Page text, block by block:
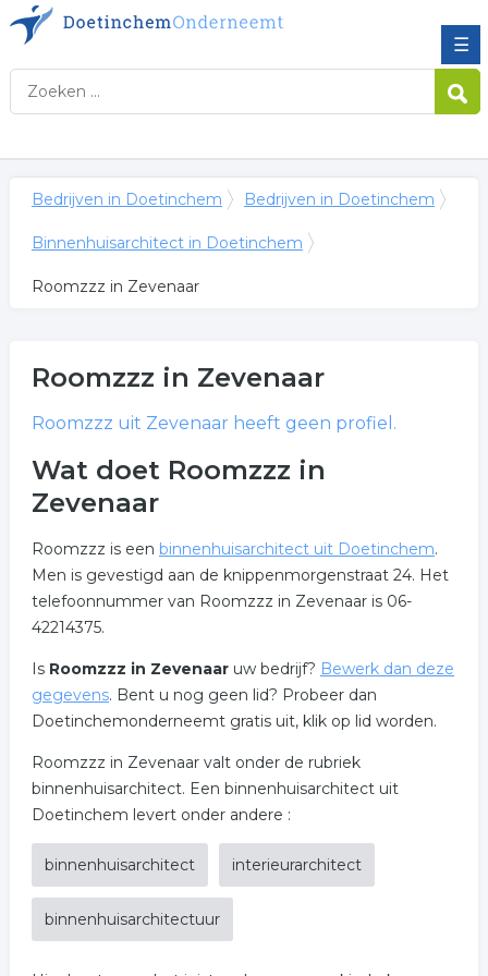
☰
Bedrijven in Doetinchem Bedrijven in Doetinchem
Binnenhuisarchitect in Doetinchem
Roomzzz in Zevenaar
Roomzzz in Zevenaar
Roomzzz uit Zevenaar heeft geen profiel.
Wat doet Roomzzz in
Zevenaar
Roomzzz is een binnenhuisarchitect uit Doetinchem.
Men is gevestigd aan de knippenmorgenstraat 24. Het
telefoonnummer van Roomzzz in Zevenaar is 06-
42214375.
Is Roomzzz in Zevenaaruw bedrijf? Bewerk dan deze
gegevens. Bent u nog geen lid? Probeer dan
Doetinchemonderneemt gratis uit, klik op lid worden.
Roomzzz in Zevenaar valt onder de rubriek
binnenhuisarchitect. Een binnenhuisarchitect uit
Doetinchem levert onder andere :
binnenhuisarchitect interieurarchitect
binnenhuisarchitectuur